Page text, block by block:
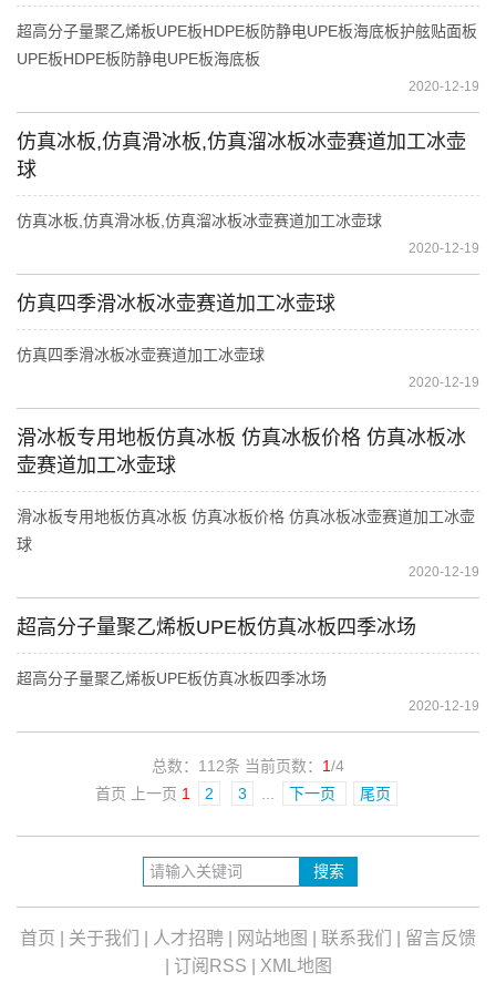
超高分子量聚乙烯板UPE板HDPE板防静电UPE板海底板护舷贴面板
UPE板HDPE板防静电UPE板海底板
2020-12-19
仿真冰板,仿真滑冰板,仿真溜冰板冰壶赛道加工冰壶
球
仿真冰板,仿真滑冰板,仿真溜冰板冰壶赛道加工冰壶球
2020-12-19
仿真四季滑冰板冰壶赛道加工冰壶球
仿真四季滑冰板冰壶赛道加工冰壶球
2020-12-19
滑冰板专用地板仿真冰板 仿真冰板价格 仿真冰板冰
壶赛道加工冰壶球
滑冰板专用地板仿真冰板 仿真冰板价格 仿真冰板冰壶赛道加工冰壶
球
2020-12-19
超高分子量聚乙烯板UPE板仿真冰板四季冰场
超高分子量聚乙烯板UPE板仿真冰板四季冰场
2020-12-19
总数：112条 当前页数： 1/4
首页 上一页 1 2 3 ... 下一页 尾页
首页 关于我们 人才招聘 网站地图 联系我们
留言反馈
订阅RSS XML地图